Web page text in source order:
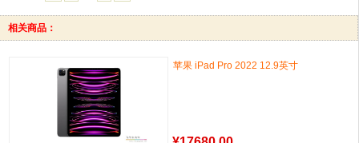
相关商品：
苹果 iPad Pro 2022 12.9英寸